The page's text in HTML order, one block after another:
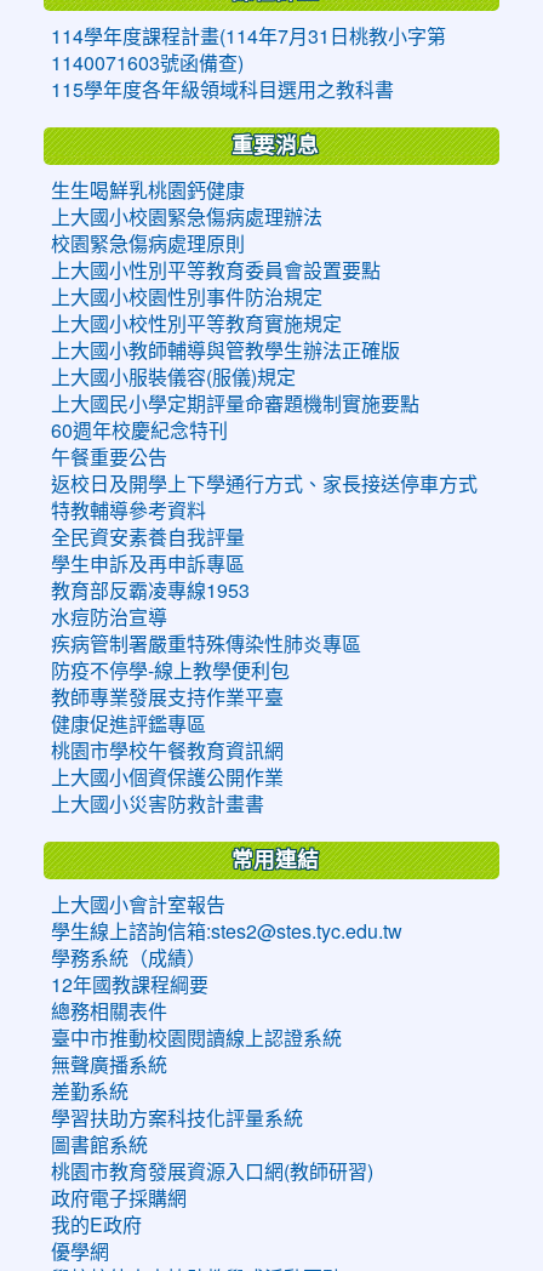
114學年度課程計畫(114年7月31日桃教小字第
1140071603號函備查)
115學年度各年級領域科目選用之教科書
重要消息
生生喝鮮乳桃園鈣健康
上大國小校園緊急傷病處理辦法
校園緊急傷病處理原則
上大國小性別平等教育委員會設置要點
上大國小校園性別事件防治規定
上大國小校性別平等教育實施規定
上大國小教師輔導與管教學生辦法正確版
上大國小服裝儀容(服儀)規定
上大國民小學定期評量命審題機制實施要點
60週年校慶紀念特刊
午餐重要公告
返校日及開學上下學通行方式、家長接送停車方式
特教輔導參考資料
全民資安素養自我評量
學生申訴及再申訴專區
教育部反霸凌專線1953
水痘防治宣導
疾病管制署嚴重特殊傳染性肺炎專區
防疫不停學-線上教學便利包
教師專業發展支持作業平臺
健康促進評鑑專區
桃園市學校午餐教育資訊網
上大國小個資保護公開作業
上大國小災害防救計畫書
常用連結
上大國小會計室報告
學生線上諮詢信箱:stes2@stes.tyc.edu.tw
學務系統（成績）
12年國教課程綱要
總務相關表件
臺中市推動校園閱讀線上認證系統
無聲廣播系統
差勤系統
學習扶助方案科技化評量系統
圖書館系統
桃園市教育發展資源入口網(教師研習)
政府電子採購網
我的E政府
優學網